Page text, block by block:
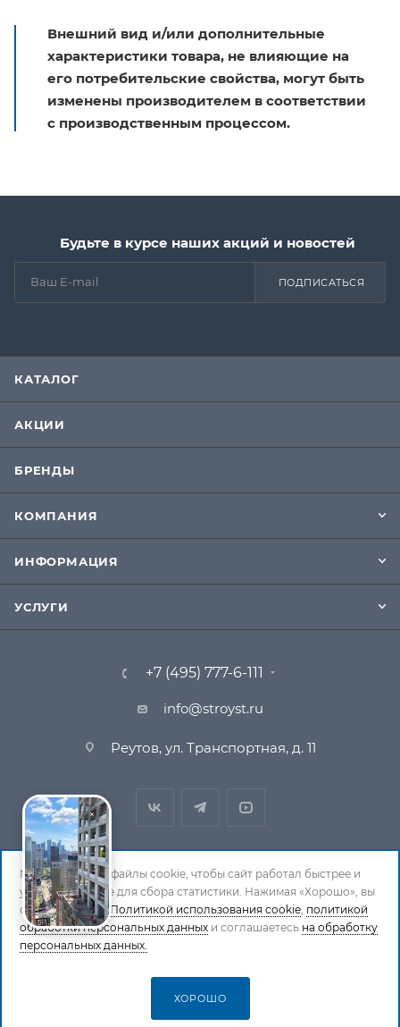
Внешний вид и/или дополнительные
характеристики товара, не влияющие на
его потребительские свойства, могут быть
изменены производителем в соответствии
с производственным процессом.
Будьте в курсе наших акций и новостей
ПОДПИСАТЬСЯ
КАТАЛОГ
АКЦИИ
БРЕНДЫ
КОМПАНИЯ
ИНФОРМАЦИЯ
УСЛУГИ
+7 (495) 777-6-111
info@stroyst.ru
Реутов, ул. Транспортная, д. 11
© 1994-2026 СтройСистема. Все права защищены. При
копировании материалов ссылка на страницу-
источник обязательна.
Мы используем файлы cookie, чтобы сайт работал быстрее и
удобнее, а также для сбора статистики. Нажимая «Хорошо», вы
соглашаетесь сПолитикой использования cookie, политикой
обработки персональных данных и соглашаетесь на обработку
персональных данных.
ХОРОШО